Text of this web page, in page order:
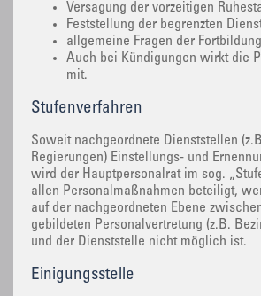
Versagung der vorzeitigen
Feststellung der begrenzten
allgemeine Fragen der
Auch bei Kündigungen wirkt die
mit.
Stufenverfahren
Soweit nachgeordnete Dienststellen
Regierungen) Einstellungs- und
wird der Hauptpersonalrat im sog.
allen Personalmaßnahmen beteiligt,
auf der nachgeordneten Ebene
gebildeten Personalvertretung (z.B.
und der Dienststelle nicht möglich ist.
Einigungsstelle